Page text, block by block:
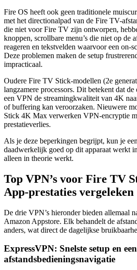
Fire OS heeft ook geen traditionele
met het directionalpad van de Fire TV-
die niet voor Fire TV zijn ontworpen,
knoppen, scrollbare menu’s die niet op de
reageren en tekstvelden waarvoor een on-
Deze problemen maken de setup
impracticaal.
Oudere Fire TV Stick-modellen (2e
langzamere processors. Dit betekent dat
een VPN de streamingkwaliteit van 4K
of buffering kan veroorzaken. Nieuwere
Stick 4K Max verwerken VPN-encryptie
prestatieverlies.
Als je deze beperkingen begrijpt, kun je
daadwerkelijk goed op dit apparaat werkt
alleen in theorie werkt.
Top VPN’s voor Fire TV
App-prestaties vergeleken
De drie VPN’s hieronder bieden allemaal
Amazon Appstore. Elk behandelt de
anders, wat direct de dagelijkse
ExpressVPN: Snelste setup en
afstandsbedieningsnavigatie